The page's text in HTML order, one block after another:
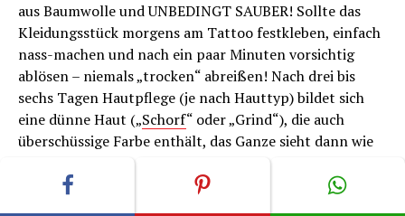
aus Baumwolle und UNBEDINGT SAUBER! Sollte das
Kleidungsstück morgens am Tattoo festkleben, einfach
nass-machen und nach ein paar Minuten vorsichtig
ablösen – niemals „trocken“ abreißen! Nach drei bis
sechs Tagen Hautpflege (je nach Hauttyp) bildet sich
eine dünne Haut („Schorf“ oder „Grind“), die auch
überschüssige Farbe enthält, das Ganze sieht dann wie
eine Abschürfung aus, was völlig normal ist. Dieser
fällt nach einigen Tagen von selbst ab, bitte auf